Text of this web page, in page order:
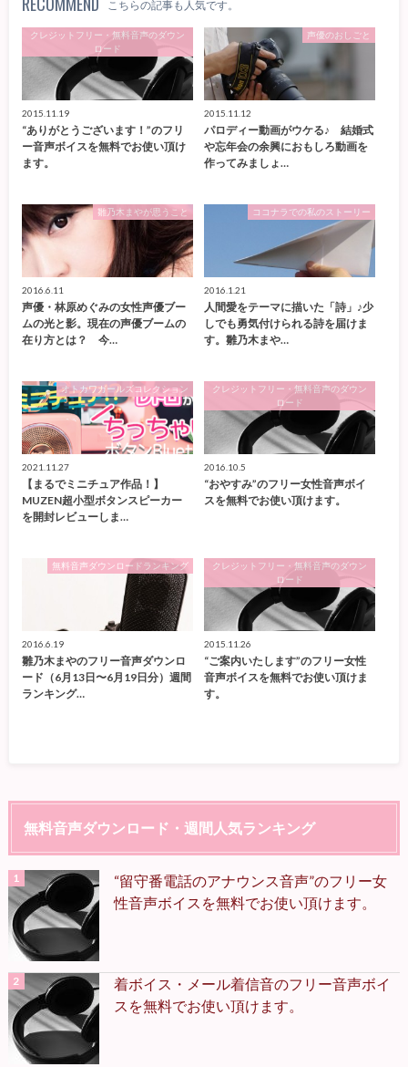
こちらの記事も人気です。
クレジットフリー・無料音声のダウン
ロード
2015.11.19
“ありがとうございます！”のフリ
ー音声ボイスを無料でお使い頂け
ます。
声優のおしごと
2015.11.12
パロディー動画がウケる♪ 結婚式
や忘年会の余興におもしろ動画を
作ってみましょ…
雛乃木まやが思うこと
2016.6.11
声優・林原めぐみの女性声優ブー
ムの光と影。現在の声優ブームの
在り方とは？ 今…
ココナラでの私のストーリー
2016.1.21
人間愛をテーマに描いた「詩」♪少
しでも勇気付けられる詩を届けま
す。雛乃木まや…
オトカワガールズコレクション
2021.11.27
【まるでミニチュア作品！】
MUZEN超小型ボタンスピーカー
を開封レビューしま…
クレジットフリー・無料音声のダウン
ロード
2016.10.5
“おやすみ”のフリー女性音声ボイ
スを無料でお使い頂けます。
無料音声ダウンロードランキング
2016.6.19
雛乃木まやのフリー音声ダウンロ
ード（6月13日〜6月19日分）週間
ランキング…
クレジットフリー・無料音声のダウン
ロード
2015.11.26
“ご案内いたします”のフリー女性
音声ボイスを無料でお使い頂けま
す。
無料音声ダウンロード・週間人気ランキング
“留守番電話のアナウンス音声”のフリー女
性音声ボイスを無料でお使い頂けます。
着ボイス・メール着信音のフリー音声ボイ
スを無料でお使い頂けます。